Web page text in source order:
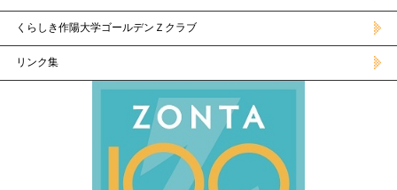
くらしき作陽大学ゴールデンＺクラブ
リンク集